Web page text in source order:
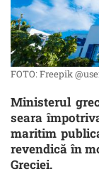
FOTO: Freepik
Ministerul
seara
maritim
revendică în
Greciei.